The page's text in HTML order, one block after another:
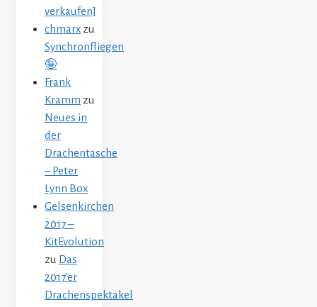
verkaufen]
chmarx zu
Synchronfliegen
🤪
Frank
Kramm zu
Neues in
der
Drachentasche
– Peter
Lynn Box
Gelsenkirchen
2017 –
KitEvolution
zu Das
2017’er
Drachenspektakel